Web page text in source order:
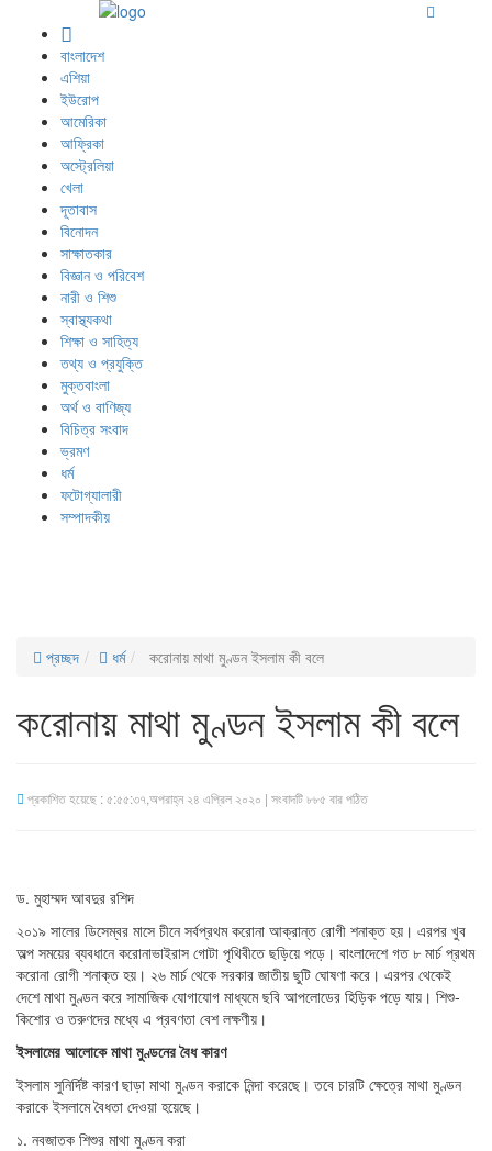
বাংলাদেশ
এশিয়া
ইউরোপ
আমেরিকা
আফ্রিকা
অস্ট্রেলিয়া
খেলা
দূতাবাস
বিনোদন
সাক্ষাতকার
বিজ্ঞান ও পরিবেশ
নারী ও শিশু
স্বাস্থ্যকথা
শিক্ষা ও সাহিত্য
তথ্য ও প্রযুক্তি
মুক্তবাংলা
অর্থ ও বাণিজ্য
বিচিত্র সংবাদ
ভ্রমণ
ধর্ম
ফটোগ্যালারী
সম্পাদকীয়
প্রচ্ছদ ধর্ম করোনায় মাথা মুণ্ডন ইসলাম কী বলে
করোনায় মাথা মুণ্ডন ইসলাম কী বলে
প্রকাশিত হয়েছে : ৫:৫৫:৩৭,অপরাহ্ন ২৪ এপ্রিল ২০২০ | সংবাদটি ৮৮৫ বার পঠিত
ড. মুহাম্মদ আবদুর রশিদ
২০১৯ সালের ডিসেম্বর মাসে চীনে সর্বপ্রথম করোনা আক্রান্ত রোগী শনাক্ত হয়। এরপর খুব
অল্প সময়ের ব্যবধানে করোনাভাইরাস গোটা পৃথিবীতে ছড়িয়ে পড়ে। বাংলাদেশে গত ৮ মার্চ প্রথম
করোনা রোগী শনাক্ত হয়। ২৬ মার্চ থেকে সরকার জাতীয় ছুটি ঘোষণা করে। এরপর থেকেই
দেশে মাথা মুণ্ডন করে সামাজিক যোগাযোগ মাধ্যমে ছবি আপলোডের হিড়িক পড়ে যায়। শিশু-
কিশোর ও তরুণদের মধ্যে এ প্রবণতা বেশ লক্ষণীয়।
ইসলামের আলোকে মাথা মুণ্ডনের বৈধ কারণ
ইসলাম সুনির্দিষ্ট কারণ ছাড়া মাথা মুণ্ডন করাকে নিন্দা করেছে। তবে চারটি ক্ষেত্রে মাথা মুণ্ডন
করাকে ইসলামে বৈধতা দেওয়া হয়েছে।
১. নবজাতক শিশুর মাথা মুণ্ডন করা